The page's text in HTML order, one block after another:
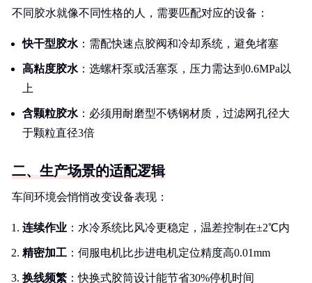
不同胶水就像不同性格的人，需要匹配对应的设备：
快干型胶水 ：需配快速点胶阀和冷却系统，避免堵塞
高粘度胶水 ：选螺杆泵或活塞泵，压力需达到0.6MPa以
上
含颗粒胶水 ：必须用耐磨型不锈钢材质，过滤网孔径大
于颗粒直径3倍
二、生产场景的适配逻辑
车间环境会悄悄改变设备表现：
连续作业 ：水冷系统比风冷更稳定，温差控制在±2℃内
精密加工 ：伺服电机比步进电机定位精度高0.01mm
换线频繁 ：快换式胶筒设计能节省30%停机时间